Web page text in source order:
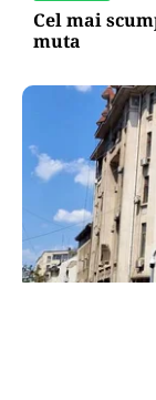
Cel mai
muta